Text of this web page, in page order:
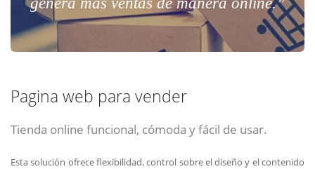
Pagina web para vender
Tienda online funcional, cómoda y fácil de usar.
Esta solución ofrece flexibilidad, control sobre el diseño y el contenido